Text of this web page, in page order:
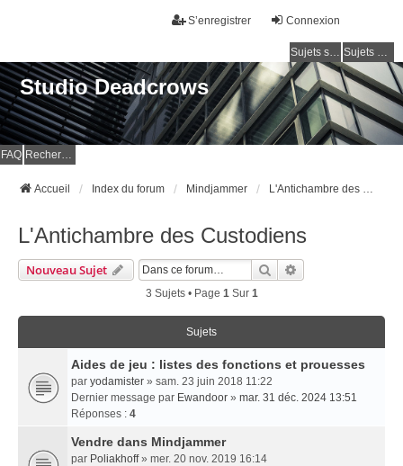
Connexion
S’enregistrer
Sujets sans réponse Sujets actifs
Studio Deadcrows
FAQ Rechercher
Accueil Index du forum Mindjammer L'Antichambre des Custodiens
L'Antichambre des Custodiens
Nouveau Sujet Rechercher
3 Sujets • Page 1Sur 1
Sujets
Aides de jeu : listes des fonctions et prouesses
par yodamister » sam. 23 juin 2018 11:22
Dernier message par Ewandoor » mar. 31 déc. 2024 13:51
Réponses : 4
Vendre dans Mindjammer
par Poliakhoff» mer. 20 nov. 2019 16:14